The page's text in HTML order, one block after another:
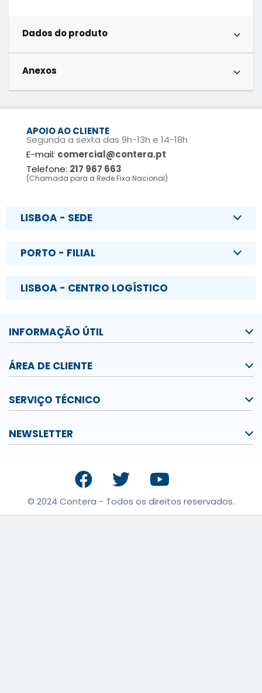
Dados do produto
Anexos
APOIO AO CLIENTE
Segunda a sexta das 9h-13h e 14-18h
E-mail: comercial@contera.pt
Telefone: 217 967 663
(Chamada para a Rede Fixa Nacional)
LISBOA - SEDE
PORTO - FILIAL
LISBOA - CENTRO LOGÍSTICO
INFORMAÇÃO ÚTIL
ÁREA DE CLIENTE
SERVIÇO TÉCNICO
NEWSLETTER
© 2024 Contera - Todos os direitos reservados.